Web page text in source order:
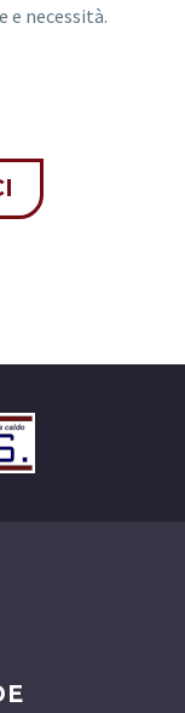
e necessità.